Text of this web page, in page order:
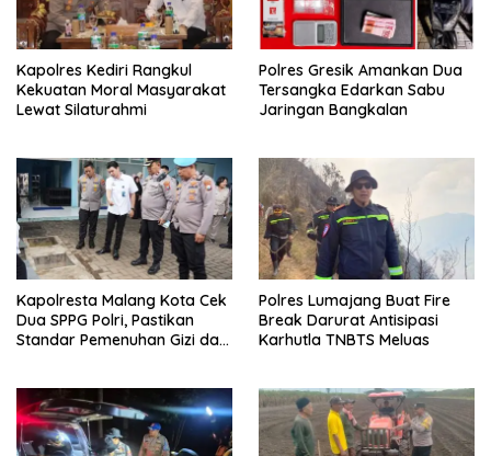
Kapolres Kediri Rangkul
Kekuatan Moral Masyarakat
Lewat Silaturahmi
Polres Gresik Amankan Dua
Tersangka Edarkan Sabu
Jaringan Bangkalan
Kapolresta Malang Kota Cek
Dua SPPG Polri, Pastikan
Standar Pemenuhan Gizi dan
Polres Lumajang Buat Fire
Break Darurat Antisipasi
Karhutla TNBTS Meluas